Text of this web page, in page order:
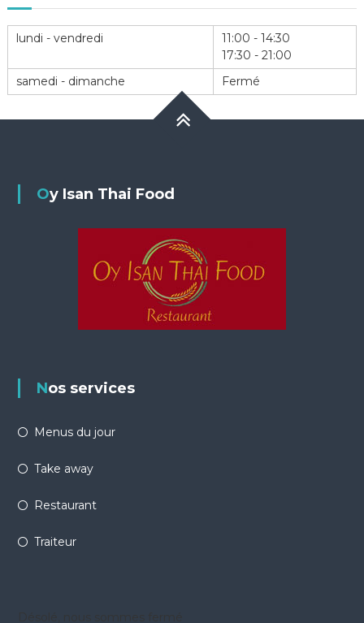
lundi - vendredi
11:00 - 14:30
17:30 - 21:00
samedi - dimanche
Fermé
Oy Isan Thai Food
Nos services
Menus du jour
Take away
Restaurant
Traiteur